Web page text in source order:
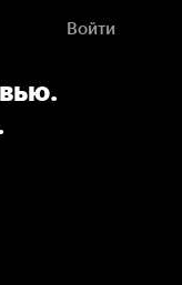
Войти